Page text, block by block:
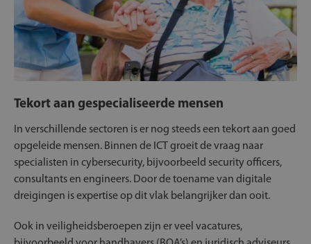
Tekort aan gespecialiseerde mensen
In verschillende sectoren is er nog steeds een tekort aan goed
opgeleide mensen. Binnen de ICT groeit de vraag naar
specialisten in cybersecurity, bijvoorbeeld security officers,
consultants en engineers. Door de toename van digitale
dreigingen is expertise op dit vlak belangrijker dan ooit.
Ook in veiligheidsberoepen zijn er veel vacatures,